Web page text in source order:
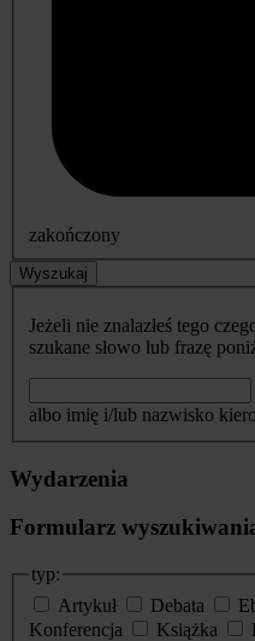
zakończony
Wyszukaj
Jeżeli nie znalazłeś tego
szukane słowo lub frazę
albo imię i/lub nazwisko
Wydarzenia
Formularz
typ:
Artykuł
Debata
Konferencja
Książka